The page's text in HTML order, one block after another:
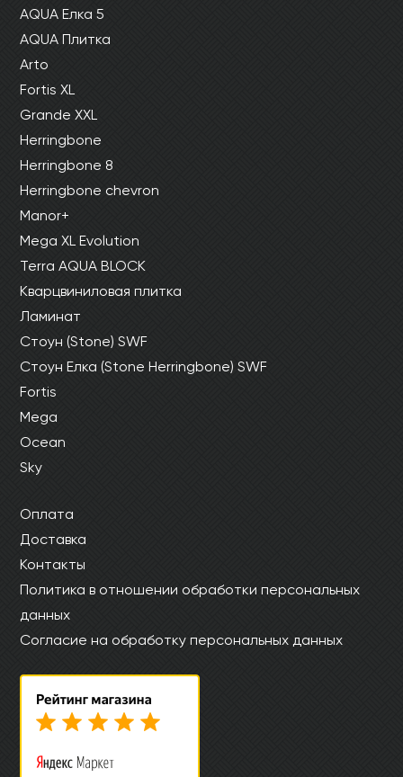
AQUA Елка 5
AQUA Плитка
Arto
Fortis XL
Grande XXL
Herringbone
Herringbone 8
Herringbone chevron
Manor+
Mega XL Evolution
Terra AQUA BLOCK
Кварцвиниловая плитка
Ламинат
Стоун (Stone) SWF
Стоун Елка (Stone Herringbone) SWF
Fortis
Mega
Ocean
Sky
Оплата
Доставка
Контакты
Политика в отношении обработки персональных
данных
Согласие на обработку персональных данных